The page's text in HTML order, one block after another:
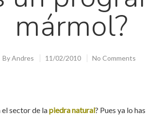
mármol?
ByAndres 11/02/2010 No Comments
sector de lapiedra natural? Pues ya lo has